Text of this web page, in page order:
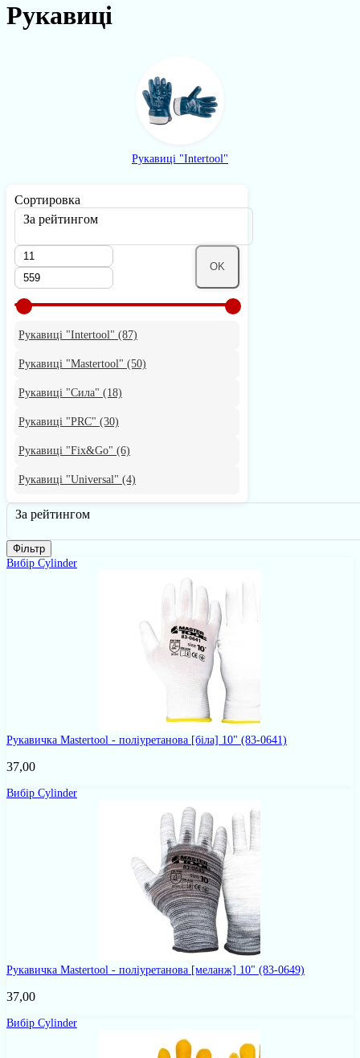
Рукавиці
Рукавиці "Intertool"
Сортировка
За рейтингом
OK
Рукавиці "Intertool" (87)
Рукавиці "Mastertool" (50)
Рукавиці "Сила" (18)
Рукавиці "PRC" (30)
Рукавиці "Fix&Go" (6)
Рукавиці "Universal" (4)
За рейтингом
Фільтр
Вибір Cylinder
Рукавичка Mastertool - поліуретанова [біла] 10" (83-0641)
37,00
Вибір Cylinder
Рукавичка Mastertool - поліуретанова [меланж] 10" (83-0649)
37,00
Вибір Cylinder